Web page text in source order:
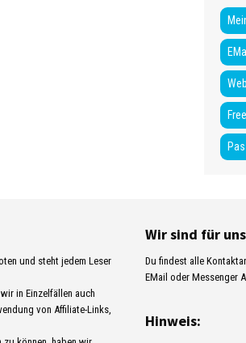
und steht jedem Leser
in Einzelfällen auch
von Affiliate-Links,
Wir sind für
Du findest alle
EMail oder Messenger
Hinweis: